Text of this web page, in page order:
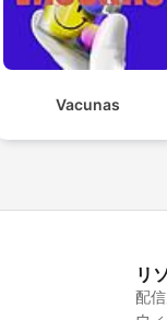
Vacunas
リ
配